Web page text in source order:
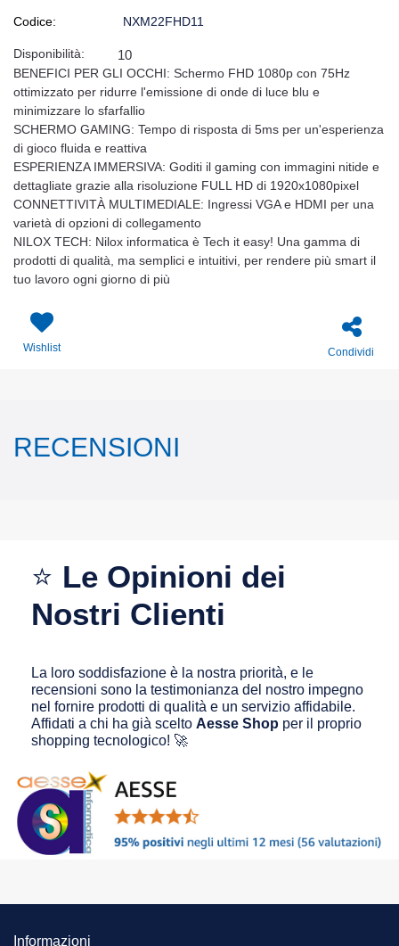
Codice: NXM22FHD11
Disponibilità: 10
BENEFICI PER GLI OCCHI: Schermo FHD 1080p con 75Hz
ottimizzato per ridurre l'emissione di onde di luce blu e
minimizzare lo sfarfallio
SCHERMO GAMING: Tempo di risposta di 5ms per un'esperienza
di gioco fluida e reattiva
ESPERIENZA IMMERSIVA: Goditi il gaming con immagini nitide e
dettagliate grazie alla risoluzione FULL HD di 1920x1080pixel
CONNETTIVITÀ MULTIMEDIALE: Ingressi VGA e HDMI per una
varietà di opzioni di collegamento
NILOX TECH: Nilox informatica è Tech it easy! Una gamma di
prodotti di qualità, ma semplici e intuitivi, per rendere più smart il
tuo lavoro ogni giorno di più
Wishlist Condividi
RECENSIONI
⭐ Le Opinioni dei
Nostri Clienti
La loro soddisfazione è la nostra priorità, e le
recensioni sono la testimonianza del nostro impegno
nel fornire prodotti di qualità e un servizio affidabile.
Affidati a chi ha già scelto Aesse Shop per il proprio
shopping tecnologico! 🚀
Informazioni